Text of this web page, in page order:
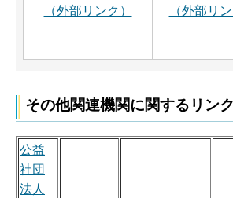
（外部リンク）
（外部リン
その他関連機関に関するリンク
公益
社団
法人